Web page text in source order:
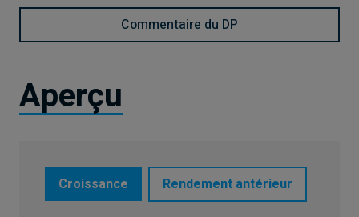
Commentaire du DP
Aperçu
Croissance Rendement antérieur